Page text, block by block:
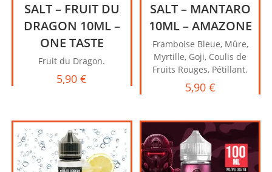
SALT – FRUIT DU
DRAGON 10ML –
ONE TASTE
Fruit du Dragon.
5,90€
SALT – MANTARO
10ML – AMAZONE
Framboise Bleue, Mûre,
Myrtille, Goji, Coulis de
Fruits Rouges, Pétillant.
5,90 €